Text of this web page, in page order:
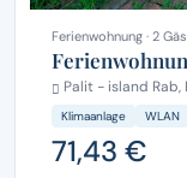
Ferienwohnung · 2
Palit - island Rab,
Klimaanlage WLAN
71,43 €